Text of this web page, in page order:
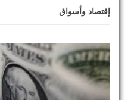
إقتصاد وأسواق